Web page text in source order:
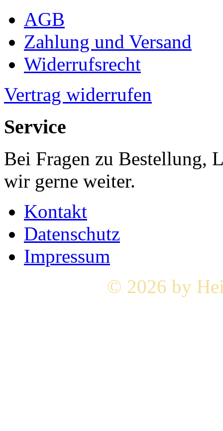
AGB
Zahlung und Versand
Widerrufsrecht
Vertrag widerrufen
Service
Bei Fragen zu Bestellung,
wir gerne weiter.
Kontakt
Datenschutz
Impressum
© 2026 by